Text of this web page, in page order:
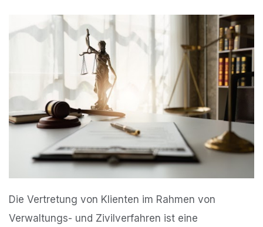
Die Vertretung von Klienten im Rahmen von
Verwaltungs- und Zivilverfahren ist eine